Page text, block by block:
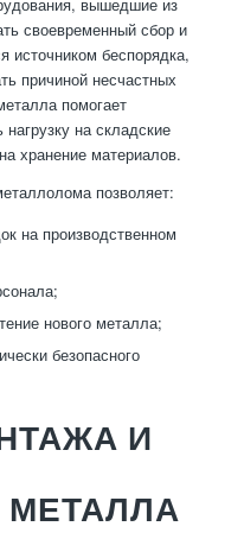
своевременный сбор и
источником беспорядка,
причиной несчастных
помогает
на складские
хранение материалов.
позволяет:
на производственном
нового металла;
безопасного
И